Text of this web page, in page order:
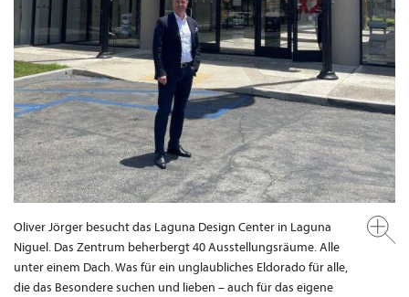
Oliver Jörger besucht das Laguna Design Center in Laguna
Niguel. Das Zentrum beherbergt 40 Ausstellungsräume. Alle
unter einem Dach. Was für ein unglaubliches Eldorado für alle,
die das Besondere suchen und lieben – auch für das eigene